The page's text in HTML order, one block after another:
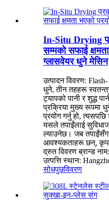
In-Situ Drying
सम्मको सफाई
ग्लासवेयर धुने मेसिन
उत्पादन विवरण:
धुने, तीन तहहरू
ट्यापको पानी र शुद्ध
प्रक्रिया मुख्य रूपमा
प्रयोग गर्नु हो, त्यसपछि
यसले तपाईंलाई
ल्याउनेछ। जब
आवश्यकताहरू छन्,
द्रुत विवरण ब्रान्ड
उत्पत्ति स्थान:
सोधपुछविवरण